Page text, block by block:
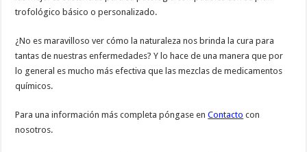
trofológico básico o personalizado.
¿No es maravilloso ver cómo la naturaleza nos brinda la cura para
tantas de nuestras enfermedades? Y lo hace de una manera que por
lo general es mucho más efectiva que las mezclas de medicamentos
químicos.
Para una información más completa póngase enContacto con
nosotros.